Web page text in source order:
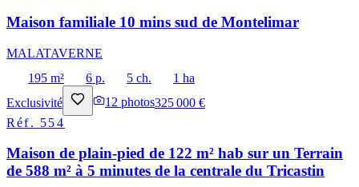
Maison familiale 10 mins sud de Montelimar
MALATAVERNE
195 m²
6 p. 5 ch.
1 ha
Exclusivité
12 photos325 000 €
Réf. 554
Maison de plain-pied de 122 m² hab sur un Terrain
de 588 m² à 5 minutes de la centrale du Tricastin